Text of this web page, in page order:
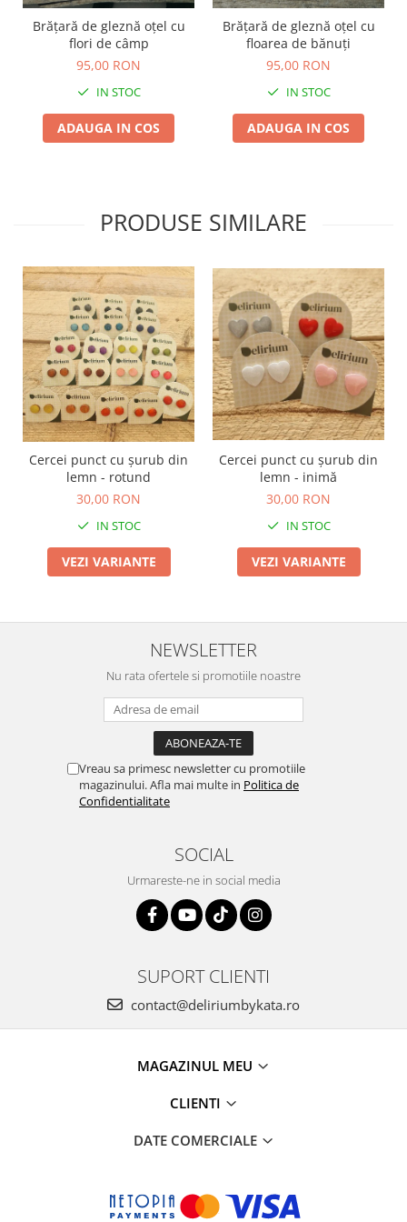
Brățară de gleznă oțel cu
flori de câmp
95,00 RON
IN STOC
ADAUGA IN COS
Brățară de gleznă oțel cu
floarea de bănuți
95,00 RON
IN STOC
ADAUGA IN COS
PRODUSE SIMILARE
Cercei punct cu șurub din
lemn - rotund
30,00 RON
IN STOC
VEZI VARIANTE
Cercei punct cu șurub din
lemn - inimă
30,00 RON
IN STOC
VEZI VARIANTE
NEWSLETTER
Nu rata ofertele si promotiile noastre
Vreau sa primesc newsletter cu promotiile
magazinului. Afla mai multe in Politica de
Confidentialitate
SOCIAL
Urmareste-ne in social media
SUPORT CLIENTI
contact@deliriumbykata.ro
MAGAZINUL MEU
CLIENTI
DATE COMERCIALE